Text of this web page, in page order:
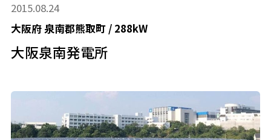
2015.08.24
大阪府泉南郡熊取町/ 288kW
大阪泉南発電所